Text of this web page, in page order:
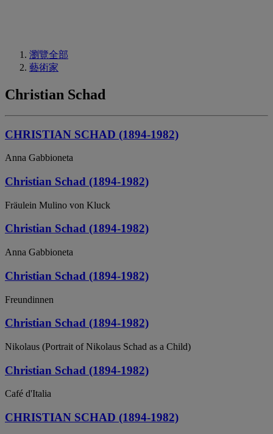
瀏覽全部
藝術家
Christian Schad
CHRISTIAN SCHAD (1894-1982)
Anna Gabbioneta
Christian Schad (1894-1982)
Fräulein Mulino von Kluck
Christian Schad (1894-1982)
Anna Gabbioneta
Christian Schad (1894-1982)
Freundinnen
Christian Schad (1894-1982)
Nikolaus (Portrait of Nikolaus Schad as a Child)
Christian Schad (1894-1982)
Café d'Italia
CHRISTIAN SCHAD (1894-1982)